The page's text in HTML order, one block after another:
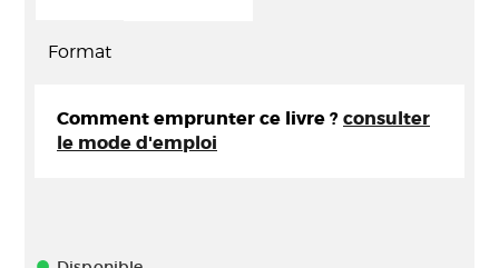
Format
Comment emprunter ce livre ? consulter
le mode d'emploi